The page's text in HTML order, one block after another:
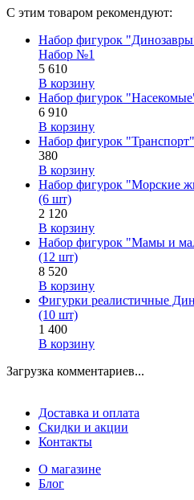
С этим товаром рекомендуют:
Набор фигурок
Набор №1
5 610
В корзину
Набор фигурок
6 910
В корзину
Набор фигурок
380
В корзину
Набор фигурок "Морские
(6 шт)
2 120
В корзину
Набор фигурок "Мамы и
(12 шт)
8 520
В корзину
Фигурки реалистичные
(10 шт)
1 400
В корзину
Загрузка комментариев...
Доставка и оплата
Скидки и акции
Контакты
О магазине
Блог